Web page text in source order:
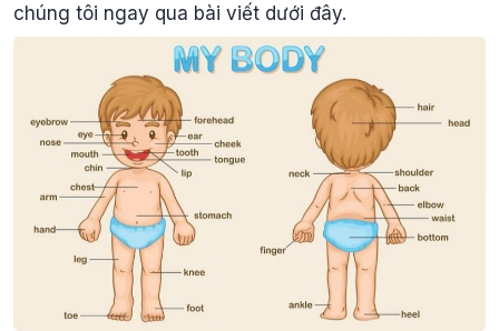
chúng tôi ngay qua bài viết dưới đây.